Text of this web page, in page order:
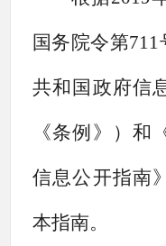
国务院令第
共和国政府信
《条例》）和
信息公开指南
本指南。